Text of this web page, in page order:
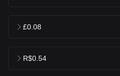
£0.08
R$0.54